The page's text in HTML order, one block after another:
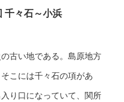
千々石～小浜
古い地である。島原地方
こには千々石の項があ
り口になっていて、関所